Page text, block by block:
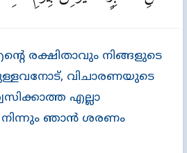
രക്ഷിതാവും നിങ്ങളുടെ
വിചാരണയുടെ
എല്ലാ
ഞാന്‍ ശരണം